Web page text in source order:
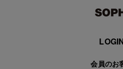
会員のお